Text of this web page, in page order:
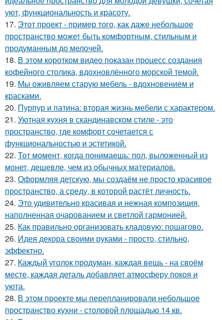
уют, функциональность и красоту.
17. Этот проект - пример того, как даже небольшое
пространство может быть комфортным, стильным и
продуманным до мелочей.
18. В этом коротком видео показан процесс создания
кофейного столика, вдохновлённого морской темой.
19. Мы оживляем старую мебель - вдохновением и
красками.
20. Пурпур и патина: вторая жизнь мебели с характером.
21. Уютная кухня в скандинавском стиле - это
пространство, где комфорт сочетается с
функциональностью и эстетикой.
22. Тот момент, когда понимаешь: пол, выложенный из
монет, дешевле, чем из обычных материалов.
23. Оформляя детскую, мы создаём не просто красивое
пространство, а среду, в которой растёт личность.
24. Это удивительно красивая и нежная композиция,
наполненная очарованием и светлой гармонией.
25. Как правильно организовать кладовую: пошагово.
26. Идея декора своими руками - просто, стильно,
эффектно.
27. Каждый уголок продуман, каждая вещь - на своём
месте, каждая деталь добавляет атмосферу покоя и
уюта.
28. В этом проекте мы перепланировали небольшое
пространство кухни - столовой площадью 14 кв.